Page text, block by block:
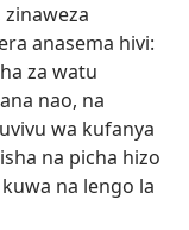
anasema hivi:
za watu
nao, na
wa kufanya
na picha hizo
na lengo la